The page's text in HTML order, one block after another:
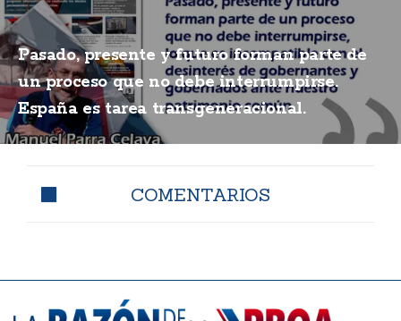
Pasado, presente y futuro forman parte de
un proceso que no debe interrumpirse.
España es tarea transgeneracional.
COMENTARIOS